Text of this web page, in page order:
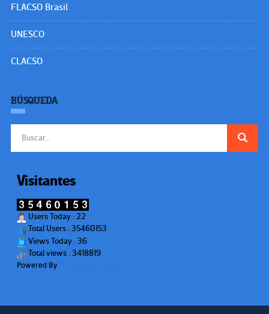
FLACSO Brasil
UNESCO
CLACSO
BÚSQUEDA
Visitantes
Users Today : 22
Total Users : 35460153
Views Today : 36
Total views : 3418819
Powered By